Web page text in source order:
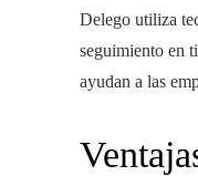
Delego utiliza
seguimiento en
ayudan a las